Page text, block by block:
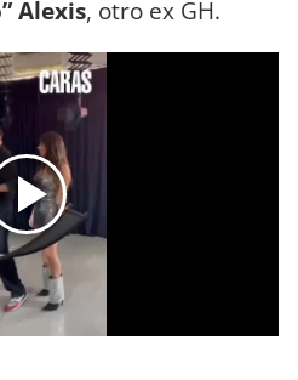
Alexis, otro ex GH.